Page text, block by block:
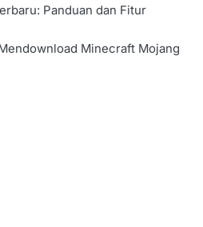
Panduan dan Fitur
Minecraft Mojang